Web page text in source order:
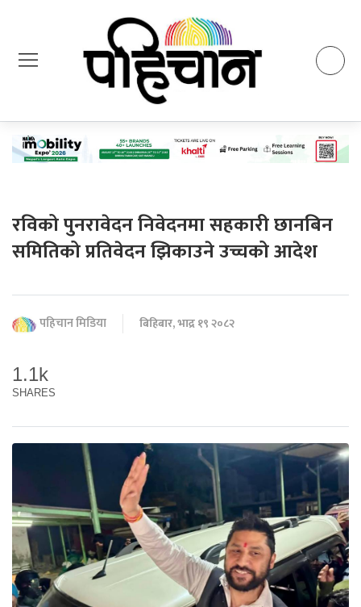
रविको पुनरावेदन निवेदनमा सहकारी छानबिन
समितिको प्रतिवेदन झिकाउने उच्चको आदेश
पहिचान मिडिया बिहिबार, भाद्र १९ २०८२
1.1k
SHARES